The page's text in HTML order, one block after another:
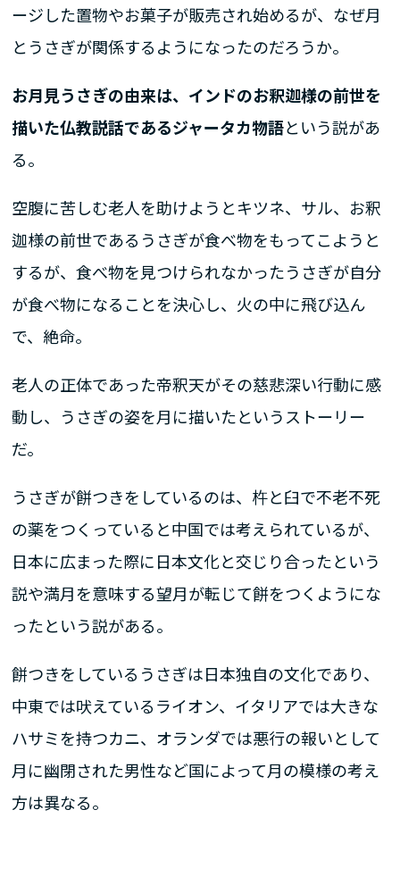
ージした置物やお菓子が販売され始めるが、なぜ月
とうさぎが関係するようになったのだろうか。
お月見うさぎの由来は、インドのお釈迦様の前世を
描いた仏教説話であるジャータカ物語という説があ
る。
空腹に苦しむ老人を助けようとキツネ、サル、お釈
迦様の前世であるうさぎが食べ物をもってこようと
するが、食べ物を見つけられなかったうさぎが自分
が食べ物になることを決心し、火の中に飛び込ん
で、絶命。
老人の正体であった帝釈天がその慈悲深い行動に感
動し、うさぎの姿を月に描いたというストーリー
だ。
うさぎが餅つきをしているのは、杵と臼で不老不死
の薬をつくっていると中国では考えられているが、
日本に広まった際に日本文化と交じり合ったという
説や満月を意味する望月が転じて餅をつくようにな
ったという説がある。
餅つきをしているうさぎは日本独自の文化であり、
中東では吠えているライオン、イタリアでは大きな
ハサミを持つカニ、オランダでは悪行の報いとして
月に幽閉された男性など国によって月の模様の考え
方は異なる。